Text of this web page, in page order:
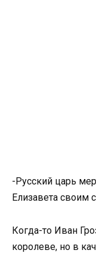
-Русский царь
Елизавета своим
Когда-то Иван
королеве, но в